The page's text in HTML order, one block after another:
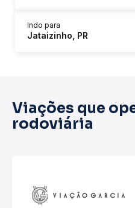
Indo para
Jataizinho, PR
Viações que
rodoviária